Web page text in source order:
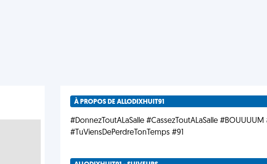
À PROPOS DE ALLODIXHUIT91
#DonnezToutALaSalle #CassezToutALaSalle
#TuViensDePerdreTonTemps #91